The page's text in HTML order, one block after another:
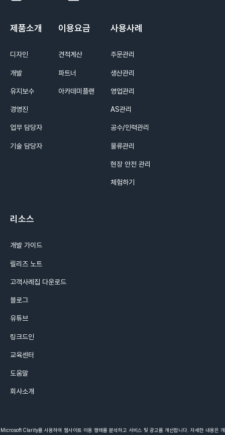
제품소개
디자인
개발
유지보수
경영진
업무 담당자
기술 담당자
이용요금
견적계산
파트너
아카데미플랜
사용사례
주문관리
생산관리
영업관리
AS관리
공수/인력관리
물류관리
현장 안전 관리
체험하기
리소스
개발 가이드
릴리즈 노트
고객사례집 다운로드
블로그
유튜브
링크드인
교육센터
도움말
회사소개
Microsoft Clarity를 사용하여 웹사이트 이용 행태를 분석하고 서비스 및 광고를 개선합니다. 자세한 내용은 개